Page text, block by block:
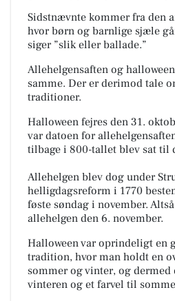
Sidstnævnte kommer fra den
hvor børn og barnlige sjæle
siger ”slik eller ballade.”
Allehelgensaften og
samme. Der er derimod tale
traditioner.
Halloween fejres den 31.
var datoen for
tilbage i 800-tallet blev sat til
Allehelgen blev dog under
helligdagsreform i 1770
føste søndag i november.
allehelgen den 6. november.
Halloween var oprindeligt en
tradition, hvor man holdt en
sommer og vinter, og
vinteren og et farvel til